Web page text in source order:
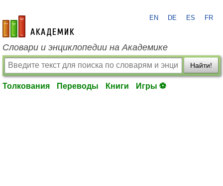
academic.ru
EN DE ES FR
Словари и энциклопедии на Академике
Найти!
Толкования Переводы Книги Игры ⚽